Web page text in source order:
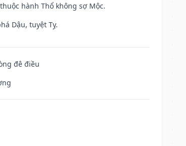
hành Thổ không sợ Mộc.
Dậu, tuyệt Tỵ.
đê điều